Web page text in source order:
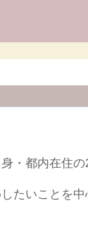
・都内在住
たいことを中